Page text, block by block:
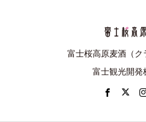
富士桜高原麦酒（ク
富士観光開発